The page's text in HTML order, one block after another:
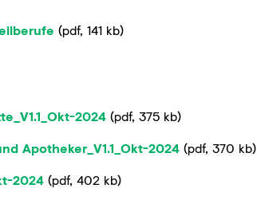
(pdf, 141 kb)
2024 (pdf, 375 kb)
Apotheker_V1.1_Okt-2024 (pdf, 370 kb)
2024 (pdf, 402 kb)